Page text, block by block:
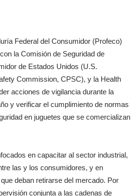
Federal del Consumidor (Profeco)
la Comisión de Seguridad de
de Estados Unidos (U.S.
Commission, CPSC), y la Health
acciones de vigilancia durante la
y verificar el cumplimiento de normas
en juguetes que se comercializan
en capacitar al sector industrial,
las y los consumidores, y en
deban retirarse del mercado. Por
conjunta a las cadenas de